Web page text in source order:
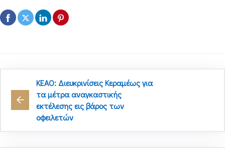
ΚΕΑΟ: Διευκρινίσεις Κεραμέως για
τα μέτρα αναγκαστικής
εκτέλεσης εις βάρος των
οφειλετών